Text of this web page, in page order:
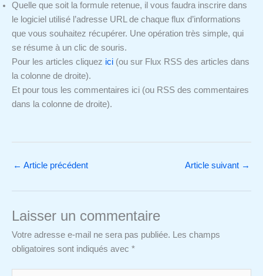
Quelle que soit la formule retenue, il vous faudra inscrire dans
le logiciel utilisé l’adresse URL de chaque flux d’informations
que vous souhaitez récupérer. Une opération très simple, qui
se résume à un clic de souris.
Pour les articles cliquez ici (ou sur Flux RSS des articles dans
la colonne de droite).
Et pour tous les commentaires ici (ou RSS des commentaires
dans la colonne de droite).
← Article précédent Article suivant →
Laisser un commentaire
Votre adresse e-mail ne sera pas publiée. Les champs
obligatoires sont indiqués avec *